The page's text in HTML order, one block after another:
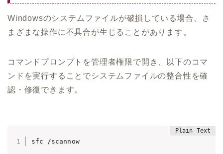
Windowsのシステムファイルが破損している場合、さ
まざまな操作に不具合が生じることがあります。
コマンドプロンプトを管理者権限で開き、以下のコマ
ンドを実行することでシステムファイルの整合性を確
認・修復できます。
sfc /scannow